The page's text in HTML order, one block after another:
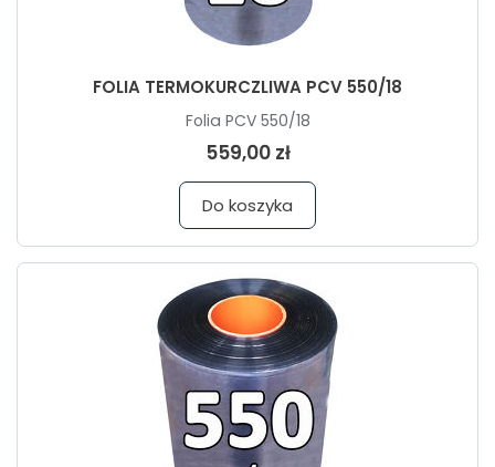
FOLIA TERMOKURCZLIWA PCV 550/18
Folia PCV 550/18
559,00 zł
Do koszyka